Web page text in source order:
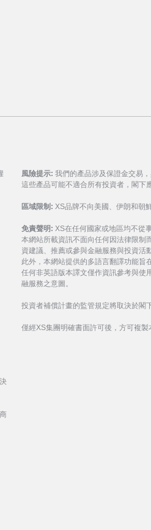
風險提示: 我們的產品涉及保證金交易
這些產品可能不適合所有投資者，閣下
區域限制: XS品牌不向美國、伊朗和朝
免責聲明: XS在任何國家或地區均不從
本網站所載資訊不面向任何因法律限制
資建議、推薦或參與金融服務與投資活
此外，本網站提供的多語言翻譯功能旨
任何非英語版本譯文僅作資訊參考與使
融服務之意圖。
投資者補償計畫的監管規定將取決於閣
僅經XS集團明確書面許可後，方可複製